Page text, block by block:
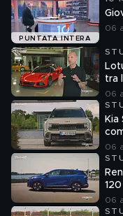
PUNTATA INTERA
06
tra
06
Kia
06
06